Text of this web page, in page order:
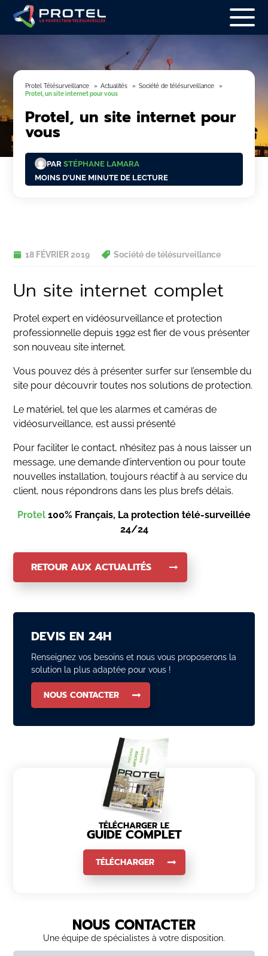
Protel Télésurveillance Actualités
Société de télésurveillance
Protel, un site internet pour vous
Protel, un site internet pour
vous
PARSTÉPHANE LAMARA
MOINS D'UNE MINUTE DE LECTURE
18 FÉVRIER 2019 Société de télésurveillance
Un site internet complet
Protel expert en vidéosurveillance et protection
professionnelle depuis 1992 est fier de vous présenter
son nouveau site internet.
Vous pouvez dés à présenter surfer sur l’ensemble du
site pour découvrir toutes nos solutions de protection.
Le matériel, tel que les alarmes et caméras de
vidéosurveillance, est aussi présenté
Pour faciliter le contact, n’hésitez pas à nous laisser un
message, une demande d’intervention ou pour toute
nouvelles installation, toujours réactif à au service du
client, nous répondrons dans les plus brefs délais.
Protel 100% Français, La protection télé-surveillée
24/24
RETOUR AUX ACTUALITÉS
DEVIS EN 24H
Renseignez vos besoins et nous vous proposerons la
solution la plus adaptée pour vous !
NOUS CONTACTER
TÉLÉCHARGER LE
GUIDE COMPLET
TÉLÉCHARGER
NOUS CONTACTER
Une équipe de spécialistes à votre disposition.